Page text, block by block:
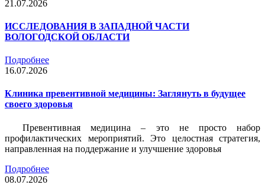
21.07.2026
ИССЛЕДОВАНИЯ В ЗАПАДНОЙ ЧАСТИ
ВОЛОГОДСКОЙ ОБЛАСТИ
Подробнее
16.07.2026
Клиника превентивной медицины: Заглянуть в будущее
своего здоровья
Превентивная медицина – это не просто набор
профилактических мероприятий. Это целостная стратегия,
направленная на поддержание и улучшение здоровья
Подробнее
08.07.2026